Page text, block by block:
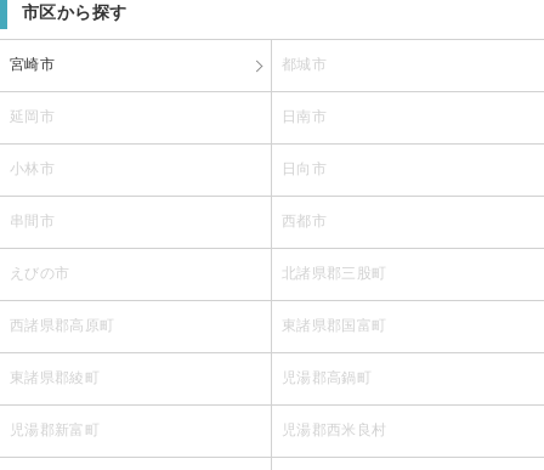
市区から探す
宮崎市 都城市
延岡市 日南市
小林市 日向市
串間市 西都市
えびの市 北諸県郡三股町
西諸県郡高原町 東諸県郡国富町
東諸県郡綾町 児湯郡高鍋町
児湯郡新富町 児湯郡西米良村